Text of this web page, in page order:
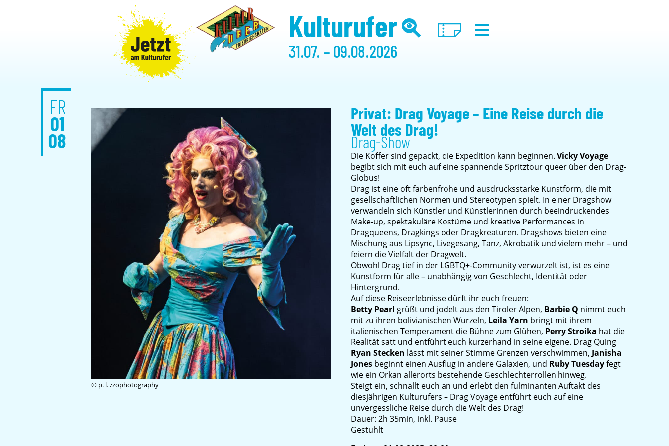
Kulturufer
31.07. – 09.08.2026
FR
01
08
© p. l. zzophotography
Privat: Drag Voyage – Eine Reise durch die
Welt des Drag!
Drag-Show
Die Koffer sind gepackt, die Expedition kann beginnen. Vicky Voyage
begibt sich mit euch auf eine spannende Spritztour queer über den Drag-
Globus!
Drag ist eine oft farbenfrohe und ausdrucksstarke Kunstform, die mit
gesellschaftlichen Normen und Stereotypen spielt. In einer Dragshow
verwandeln sich Künstler und Künstlerinnen durch beeindruckendes
Make-up, spektakuläre Kostüme und kreative Performances in
Dragqueens, Dragkings oder Dragkreaturen. Dragshows bieten eine
Mischung aus Lipsync, Livegesang, Tanz, Akrobatik und vielem mehr – und
feiern die Vielfalt der Dragwelt.
Obwohl Drag tief in der LGBTQ+-Community verwurzelt ist, ist es eine
Kunstform für alle – unabhängig von Geschlecht, Identität oder
Hintergrund.
Auf diese Reiseerlebnisse dürft ihr euch freuen:
Betty Pearl grüßt und jodelt aus den Tiroler Alpen, Barbie Q nimmt euch
mit zu ihren bolivianischen Wurzeln, Leila Yarn bringt mit ihrem
italienischen Temperament die Bühne zum Glühen, Perry Stroika hat die
Realität satt und entführt euch kurzerhand in seine eigene. Drag Quing
Ryan Stecken lässt mit seiner Stimme Grenzen verschwimmen, Janisha
Jonesbeginnt einen Ausflug in andere Galaxien, und Ruby Tuesdayfegt
wie ein Orkan allerorts bestehende Geschlechterrollen hinweg.
Steigt ein, schnallt euch an und erlebt den fulminanten Auftakt des
diesjährigen Kulturufers – Drag Voyage entführt euch auf eine
unvergessliche Reise durch die Welt des Drag!
Dauer: 2h 35min, inkl. Pause
Gestuhlt